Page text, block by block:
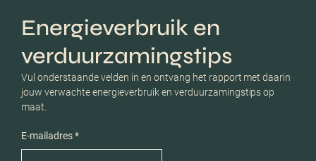
Energieverbruik en
verduurzamingstips
Vul onderstaande velden in en ontvang het rapport met daarin
jouw verwachte energieverbruik en verduurzamingstips op
maat.
E-mailadres *